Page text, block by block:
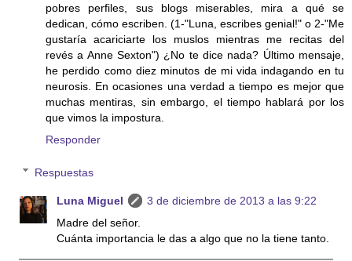
pobres perfiles, sus blogs miserables, mira a qué se
dedican, cómo escriben. (1-"Luna, escribes genial!" o 2-"Me
gustaría acariciarte los muslos mientras me recitas del
revés a Anne Sexton") ¿No te dice nada? Último mensaje,
he perdido como diez minutos de mi vida indagando en tu
neurosis. En ocasiones una verdad a tiempo es mejor que
muchas mentiras, sin embargo, el tiempo hablará por los
que vimos la impostura.
Responder
Respuestas
Luna Miguel
3 de diciembre de 2013 a las 9:22
Madre del señor.
Cuánta importancia le das a algo que no la tiene tanto.